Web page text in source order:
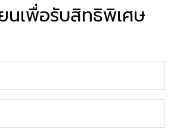
นเพื่อรับสิทธิพิเศษ